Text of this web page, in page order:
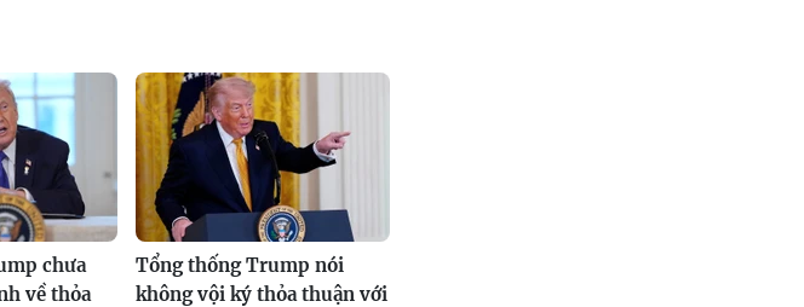
chưa
về thỏa
Tổng thống Trump nói
không vội ký thỏa thuận với